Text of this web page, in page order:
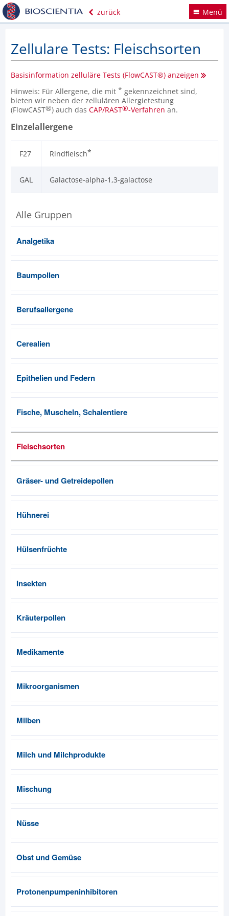
zurück Menü
Zellulare Tests: Fleischsorten
Basisinformation zelluläre Tests (FlowCAST®) anzeigen
Hinweis: Für Allergene, die mit * gekennzeichnet sind,
bieten wir neben der zellulären Allergietestung
(FlowCAST®) auch das CAP/RAST®-Verfahren an.
Einzelallergene
F27 Rindfleisch*
GAL Galactose-alpha-1,3-galactose
Alle Gruppen
Analgetika
Baumpollen
Berufsallergene
Cerealien
Epithelien und Federn
Fische, Muscheln, Schalentiere
Fleischsorten
Gräser- und Getreidepollen
Hühnerei
Hülsenfrüchte
Insekten
Kräuterpollen
Medikamente
Mikroorganismen
Milben
Milch und Milchprodukte
Mischung
Nüsse
Obst und Gemüse
Protonenpumpeninhibitoren